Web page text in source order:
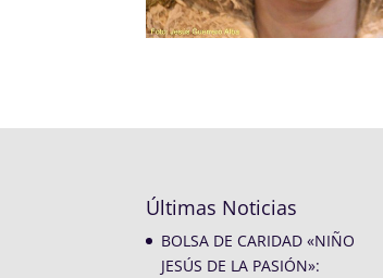
Últimas Noticias
BOLSA DE CARIDAD «NIÑO
JESÚS DE LA PASIÓN»: